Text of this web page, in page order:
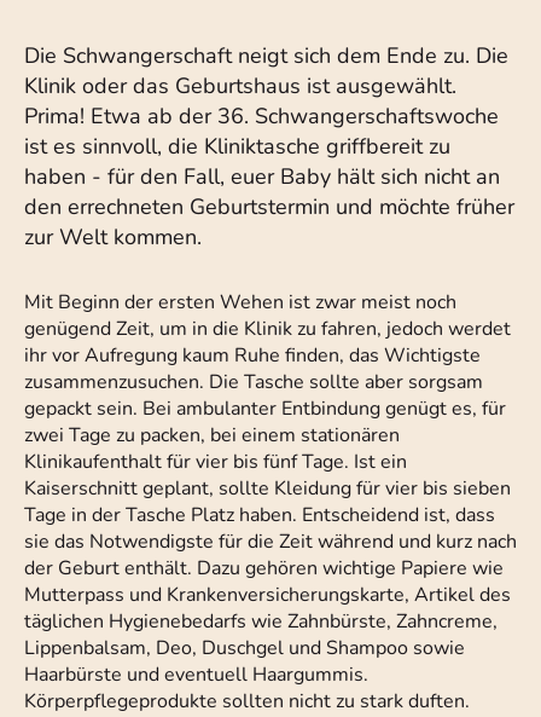
Die Schwangerschaft neigt sich dem Ende zu. Die
Klinik oder das Geburtshaus ist ausgewählt.
Prima! Etwa ab der 36. Schwangerschaftswoche
ist es sinnvoll, die Kliniktasche griffbereit zu
haben - für den Fall, euer Baby hält sich nicht an
den errechneten Geburtstermin und möchte früher
zur Welt kommen.
Mit Beginn der ersten Wehen ist zwar meist noch
genügend Zeit, um in die Klinik zu fahren, jedoch werdet
ihr vor Aufregung kaum Ruhe finden, das Wichtigste
zusammenzusuchen. Die Tasche sollte aber sorgsam
gepackt sein. Bei ambulanter Entbindung genügt es, für
zwei Tage zu packen, bei einem stationären
Klinikaufenthalt für vier bis fünf Tage. Ist ein
Kaiserschnitt geplant, sollte Kleidung für vier bis sieben
Tage in der Tasche Platz haben. Entscheidend ist, dass
sie das Notwendigste für die Zeit während und kurz nach
der Geburt enthält. Dazu gehören wichtige Papiere wie
Mutterpass und Krankenversicherungskarte, Artikel des
täglichen Hygienebedarfs wie Zahnbürste, Zahncreme,
Lippenbalsam, Deo, Duschgel und Shampoo sowie
Haarbürste und eventuell Haargummis.
Körperpflegeprodukte sollten nicht zu stark duften.